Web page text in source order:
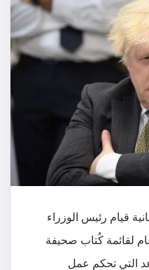
قيام رئيس الوزراء
لقائمة كُتاب صحيفة
التي تحكم عمل